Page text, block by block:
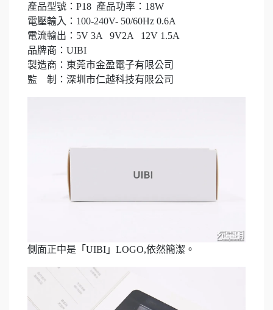
產品型號：P18 產品功率：18W
電壓輸入：100-240V- 50/60Hz 0.6A
電流輸出：5V 3A 9V2A 12V 1.5A
品牌商：UIBI
製造商：東莞市金盈電子有限公司
監 制：深圳市仁越科技有限公司
側面正中是「UIBI」LOGO,依然簡潔。